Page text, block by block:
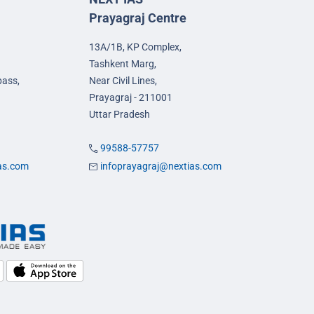
Prayagraj Centre
13A/1B, KP Complex,
Tashkent Marg,
Near Civil Lines,
Prayagraj - 211001
Uttar Pradesh
99588-57757
infoprayagraj@nextias.com